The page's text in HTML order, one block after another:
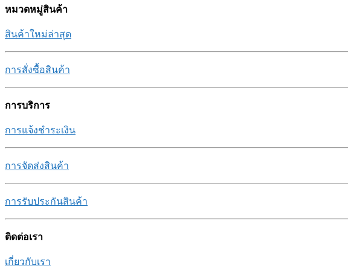
หมวดหมู่สินค้า
สินค้าใหม่ล่าสุด
การสั่งซื้อสินค้า
การบริการ
การแจ้งชำระเงิน
การจัดส่งสินค้า
การรับประกันสินค้า
ติดต่อเรา
เกี่ยวกับเรา